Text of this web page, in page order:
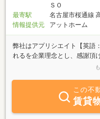
ＳＯ
最寄駅
名古屋市桜通線
情報提供元
アットホーム
弊社はアプリシエイト【英語
れるを企業理念とし、感謝頂
を心掛け不動産を売買するだ
に尽力しております。売買仲
販売、賃貸業務、不動産管理
ります。不動産歴20年以上の
談下さい。全国約1,000店舗
この不
賃貸